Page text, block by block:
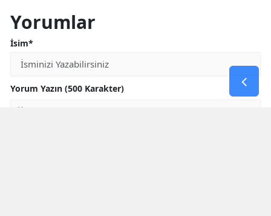
Yorumlar
İsim*
Yorum Yazın (500 Karakter)